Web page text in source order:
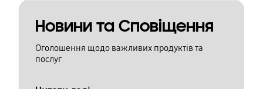
Новини та Сповіщення
Оголошення щодо важливих продуктів та
послуг